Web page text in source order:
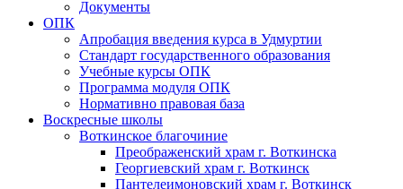
Документы
ОПК
Апробация введения курса в Удмуртии
Стандарт государственного образования
Учебные курсы ОПК
Программа модуля ОПК
Нормативно правовая база
Воскресные школы
Воткинское благочиние
Преображенский храм г. Воткинска
Георгиевский храм г. Воткинск
Пантелеимоновский храм г. Воткинск